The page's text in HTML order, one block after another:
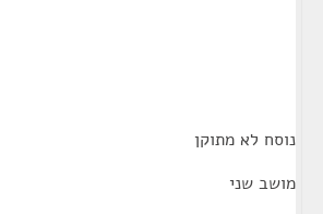
נוסח לא מתוקן
מושב שני